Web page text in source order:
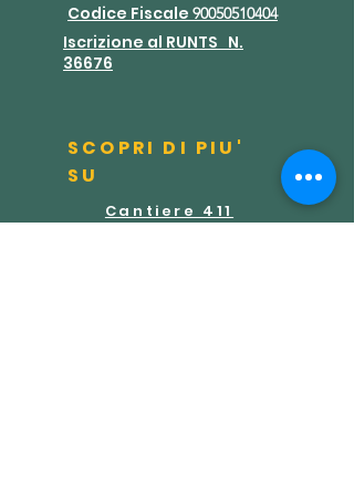
Codice Fiscale 90050510404
Iscrizione al RUNTS N.
36676
SCOPRI DI PIU'
SU
Cantiere 411